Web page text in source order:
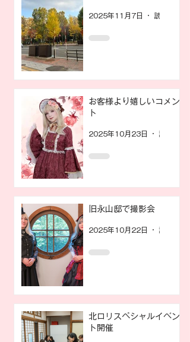
2025年11月7日
お客様より嬉しいコメン
ト
2025年10月23日
旧永山邸で撮影会
2025年10月22日
北ロリスペシャルイベン
ト開催